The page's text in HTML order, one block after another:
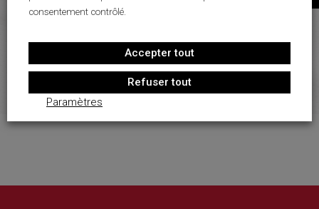
consentement contrôlé.
Accepter tout
Refuser tout
Paramètres